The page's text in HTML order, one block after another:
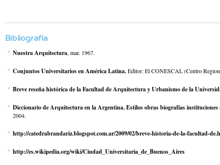
Bibliografía
Nuestra Arquitectura, mar. 1967.
Conjuntos Universitarios en América Latina.Editor: El CONESCAL (Centro
Breve reseña histórica de la Facultad de Arquitectura y Urbanismo de la
Diccionario de Arquitectura en la Argentina. Estilos obras biografías instituciones
2004.
http://catedrabrandariz.blogspot.com.ar/2009/02/breve-historia-de-la-facultad-
http://es.wikipedia.org/wiki/Ciudad_Universitaria_de_Buenos_Aires